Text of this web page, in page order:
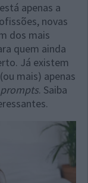
apenas a
novas
dos mais
quem ainda
Já existem
mais) apenas
prompts. Saiba